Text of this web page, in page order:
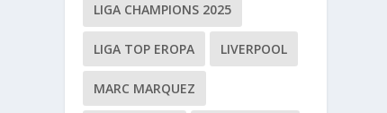
LIGA CHAMPIONS 2025
LIGA TOP EROPA LIVERPOOL
MARC MARQUEZ